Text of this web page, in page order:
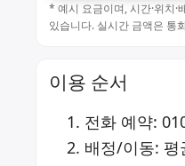
* 예시 요금이며, 시간·위치·
있습니다. 실시간 금액은 통
이용 순서
전화 예약:
배정/이동: 평